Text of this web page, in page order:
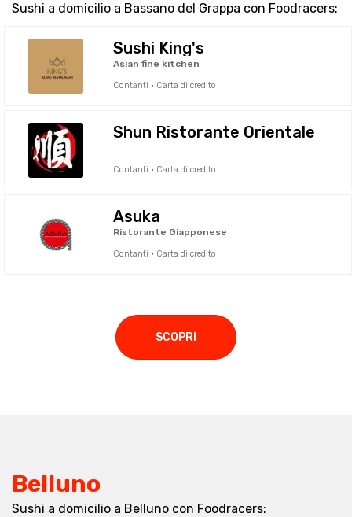
Sushi a domicilio a Bassano del Grappa con Foodracers:
Sushi King's
Asian fine kitchen
Contanti · Carta di credito
Shun Ristorante Orientale
Contanti · Carta di credito
Asuka
Ristorante Giapponese
Contanti · Carta di credito
SCOPRI
Belluno
Sushi a domicilio a Belluno con Foodracers: